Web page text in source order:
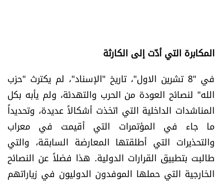
حظّك اليوم
للتاريخ
فيديو
من نحن
للتواصل معنا
المكابرة التي أدّت إلى الكارثة
في "8 تشرين الاول"، تاريخ "الإسناد"، لم يكترث "حزب
الله" لنصائح العودة من الحرب والتهدئة، ولم يأبه بكل
المناشدات الداخلية التي اتخذت أشكالاً عديدة، وتحديداً
ما جاء في المؤتمرات التي أقيمت في معراب
والتحذيرات التي أطلقتها المعارضة السابقة، والتي
طالبت بتطبيق القرارات الدولية. هذا فضلاً عن النصائح
الخارجية التي حملها الموفدون الدوليون في زياراتهم